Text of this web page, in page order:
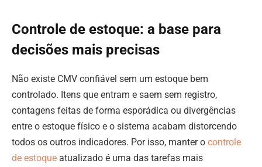
Controle de estoque: a base para
decisões mais precisas
Não existe CMV confiável sem um estoque bem
controlado. Itens que entram e saem sem registro,
contagens feitas de forma esporádica ou divergências
entre o estoque físico e o sistema acabam distorcendo
todos os outros indicadores. Por isso, manter o controle
de estoque atualizado é uma das tarefas mais